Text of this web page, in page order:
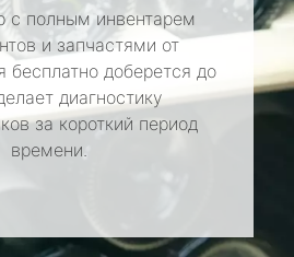
с полным инвентарем
и запчастями от
бесплатно доберется до
диагностику
за короткий период
времени.